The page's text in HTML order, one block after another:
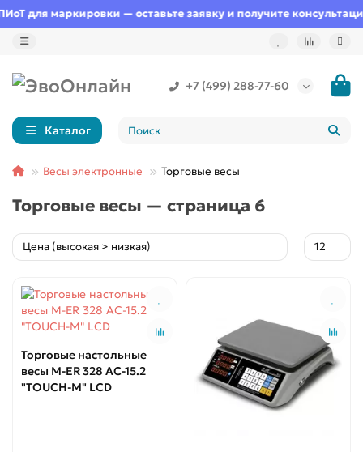
для маркировки — оставьте заявку и получите
+7 (499) 288-77-60
Каталог
Весы электронные Торговые весы
Торговые весы — страница 6
Торговые настольные
весы M-ER 328 AC-15.2
"TOUCH-M" LCD